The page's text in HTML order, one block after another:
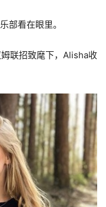
部看在眼里。
联招致麾下，Alisha收